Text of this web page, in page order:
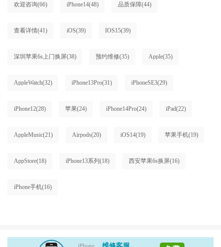
欢迎咨询(66) iPhone14(48) 品质保障(44)
查看详情(41) iOS(39) IOS15(39)
深圳苹果6s上门换屏(38) 预约维修(35) Apple(35)
AppleWatch(32) iPhone13Pro(31) iPhoneSE3(29)
iPhone12(28) 苹果(24) iPhone14Pro(24) iPad(22)
AppleMusic(21) Airpods(20) iOS14(19) 苹果手机(19)
AppStore(18) iPhone13系列(18) 西安苹果6s换屏(16)
iPhone手机(16)